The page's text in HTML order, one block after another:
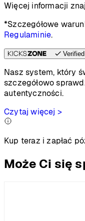
Więcej informacji
*Szczegółowe
Regulaminie.
Verified
Nasz system, który
szczegółowo
autentyczności.
Czytaj więcej >
Kup teraz i zapłać
Może Ci się